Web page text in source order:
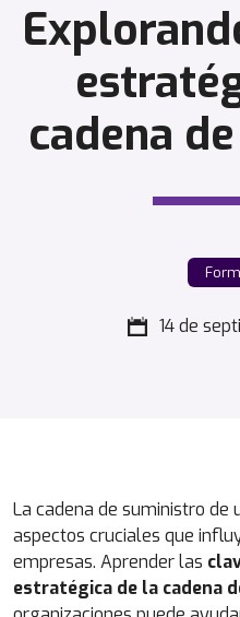
cadena
14 de
La cadena de suministro de
aspectos cruciales que
empresas. Aprender las
estratégica de la cadena